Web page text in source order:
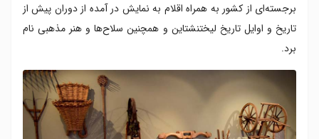
برجسته‌ای از کشور به همراه اقلام به نمایش در آمده از دوران پیش از
تاریخ و اوایل تاریخ لیختنشتاین و همچنین سلاح‌ها و هنر مذهبی نام
برد.